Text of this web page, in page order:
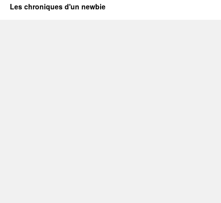
Les chroniques d'un newbie